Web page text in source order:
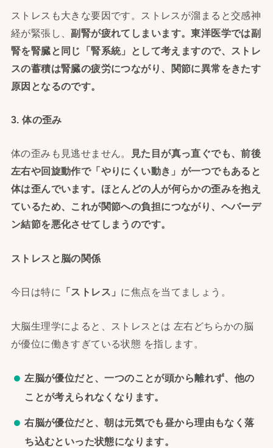
ストレスも大きな要因です。ストレスが溜まると交感神
経が緊張し、副腎が疲れてしまいます。東洋医学では副
腎を腎臓と同じ「腎系統」として考えますので、
ストレ
スの蓄積は腎臓の疲労につながり、
関節に異常をきたす
原因となるのです。
3. 体の歪み
体の歪みも見逃せません。 見た目が真っ直ぐでも、前後
左右や回旋動作で「やりにくい動き」 が一つでもあると
体は歪んでいます。 ほとんどの人が何らかの歪みを抱え
ているため、 これが関節への負担につながり、 ヘバーデ
ン結節を悪化させてしまうのです。
ストレスと脳の関係
今日は特に 「ストレス」 に焦点を当てましょう。
大脳生理学によると、ストレスとは 左右どちらかの脳
が優位に働きすぎている状態 を指します。
左脳が優位だと、一つのことが頭から離れず、他の
ことが考えられなくなります。
右脳が優位だと、朝は元気でも昼から理由もなく落
ち込むといった状態になります。